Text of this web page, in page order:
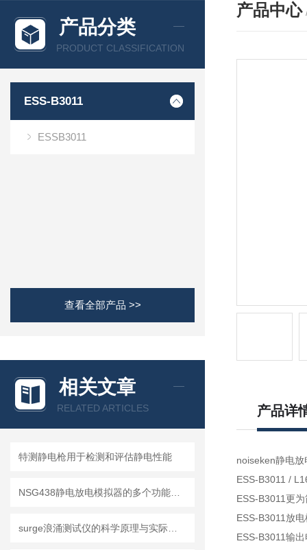
产品分类
PRODUCT CLASSIFICATION
ESS-B3011
ESSB3011
查看全部产品 >>
相关文章
RELATED ARTICLES
特测静电枪用于检测和评估静电性能
产品中心
产品详
noiseken静电放
ESS-B3011 /
ESS-B3011更
ESS-B3011放
ESS-B3011输